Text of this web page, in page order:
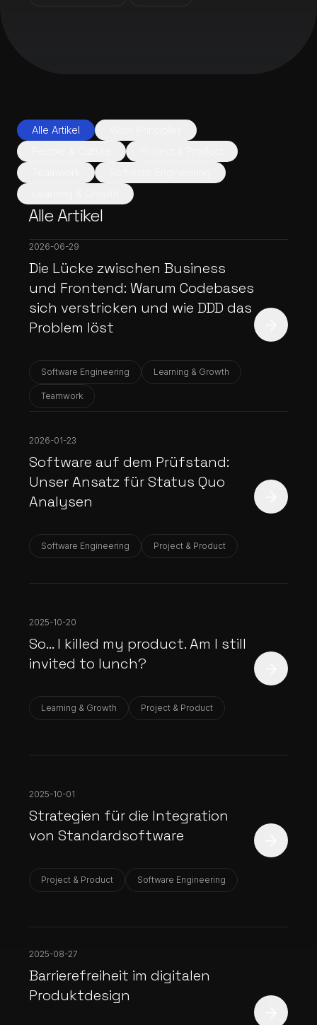
Alle Artikel
Alle Artikel
2026-06-29
Die Lücke zwischen Business
und Frontend: Warum Codebases
sich verstricken und wie DDD das
Problem löst
Software Engineering Learning & Growth
Teamwork
2026-01-23
Software auf dem Prüfstand:
Unser Ansatz für Status Quo
Analysen
Software Engineering Project & Product
2025-10-20
So... I killed my product. Am I still
invited to lunch?
Learning & Growth Project & Product
2025-10-01
Strategien für die Integration
von Standardsoftware
Project & Product Software Engineering
2025-08-27
Barrierefreiheit im digitalen
Produktdesign